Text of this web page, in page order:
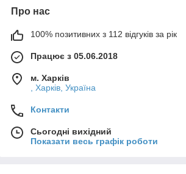
Про нас
100% позитивних з 112 відгуків за рік
Працює з 05.06.2018
м. Харків
, Харків, Україна
Контакти
Сьогодні вихідний
Показати весь графік роботи